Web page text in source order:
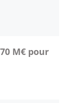
M€ pour